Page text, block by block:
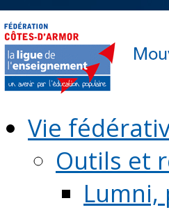
Vie
Outils et